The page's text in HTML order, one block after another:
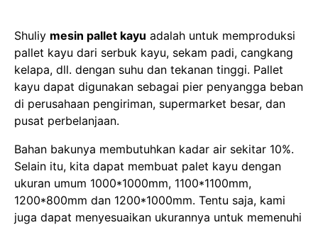
Shuliy mesin pallet kayu adalah untuk memproduksi
pallet kayu dari serbuk kayu, sekam padi, cangkang
kelapa, dll. dengan suhu dan tekanan tinggi. Pallet
kayu dapat digunakan sebagai pier penyangga beban
di perusahaan pengiriman, supermarket besar, dan
pusat perbelanjaan.
Bahan bakunya membutuhkan kadar air sekitar 10%.
Selain itu, kita dapat membuat palet kayu dengan
ukuran umum 1000*1000mm, 1100*1100mm,
1200*800mm dan 1200*1000mm. Tentu saja, kami
juga dapat menyesuaikan ukurannya untuk memenuhi